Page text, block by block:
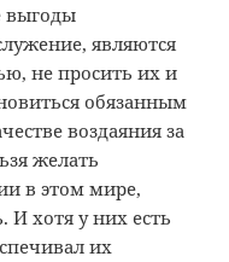
выгоды
являются
не просить их и
обязанным
воздаянияза
желать
в этоммире,
Ихотя у них есть
их